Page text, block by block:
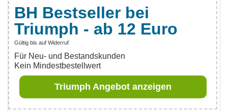
BH Bestseller bei
Triumph - ab 12 Euro
Gültig bis auf Widerruf
Für Neu- und Bestandskunden
Kein Mindestbestellwert
Triumph Angebot anzeigen